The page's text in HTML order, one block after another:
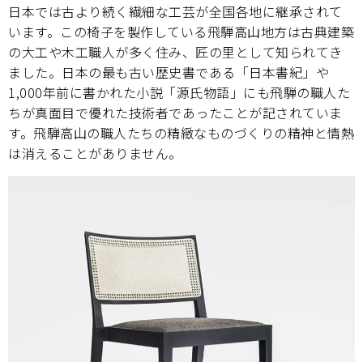
日本では古より続く繊細な工芸が全国各地に継承されて
います。この椅子を製作している飛騨高山地方は古典建築
の大工や木工職人が多く住み、匠の里として知られてき
ました。日本の最も古い歴史書である「日本書紀」や
1,000年前に書かれた小説「源氏物語」にも飛騨の職人た
ちが真面目で優れた技術者であったことが記されていま
す。飛騨高山の職人たちの精緻なものづくりの精神と情熱
は消えることがありません。